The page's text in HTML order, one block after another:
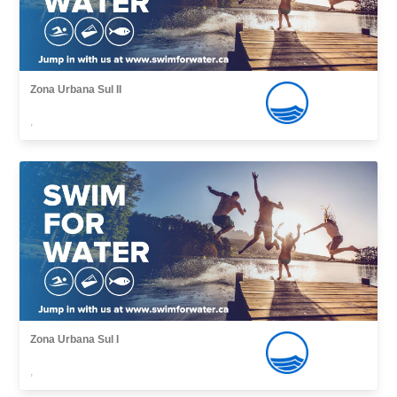
Zona Urbana Sul II
,
Zona Urbana Sul I
,